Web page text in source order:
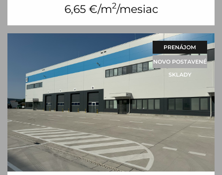
6,65 €/m2/mesiac
PRENÁJOM
NOVO POSTAVENÉ
SKLADY